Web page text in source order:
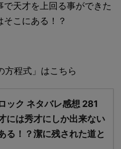
天才を上回る事ができた
こにある！？
程式」はこちら
ック ネタバレ感想 281
には秀才にしか出来ない
る！？潔に残された道と